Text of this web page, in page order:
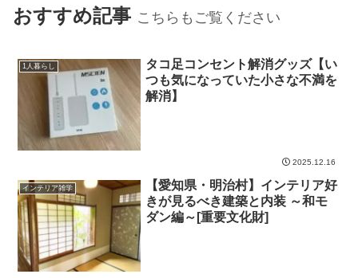
おすすめ記事 こちらもご覧ください
1人暮らし
タコ足コンセント解消グッズ【い
つも気になっていた小さな不満を
解消】
2025.12.16
インテリア雑学
【愛知県・明治村】インテリア好
きが見るべき建築と内装 ～和モ
ダン編～[重要文化財]